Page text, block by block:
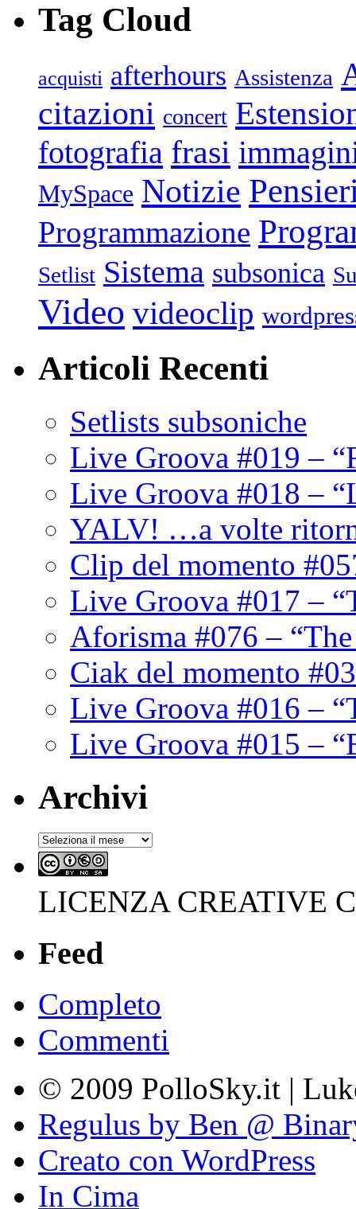
Tag Cloud
acquisti afterhours Assistenza
citazioni concert
fotografia frasi
MySpace Notizie
Programmazione
Setlist Sistema subsonica
Video videoclip
Articoli Recenti
Setlists subsoniche
Live Groova #019 –
Live Groova #018 –
YALV! …a volte
Clip del momento
Live Groova #017 –
Aforisma #076 –
Ciak del momento
Live Groova #016 –
Live Groova #015 –
Archivi
Archivi
LICENZA CREATIVE
Feed
Completo
Commenti
© 2009 PolloSky.it |
Regulus by Ben @
Creato con WordPress
In Cima